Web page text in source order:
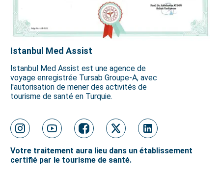
Istanbul Med Assist
Istanbul Med Assist est une agence de
voyage enregistrée Tursab Groupe-A, avec
l'autorisation de mener des activités de
tourisme de santé en Turquie.
Votre traitement aura lieu dans un établissement
certifié par le tourisme de santé.